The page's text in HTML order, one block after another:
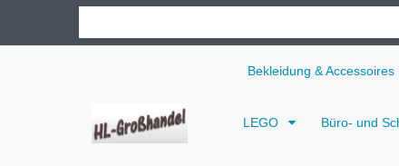
Bekleidung & Accessoires
LEGO Büro- und